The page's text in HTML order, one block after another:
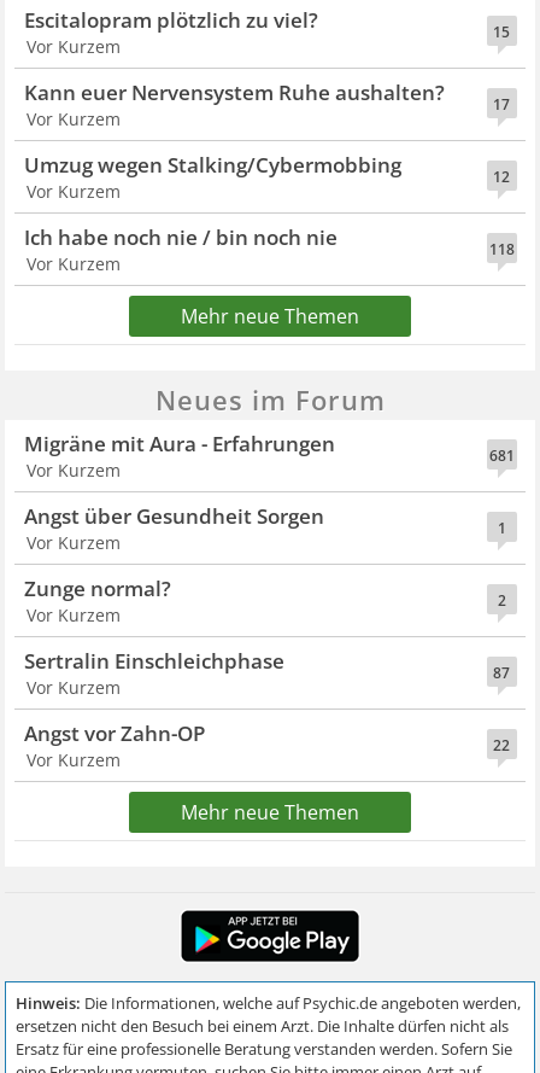
15
Escitalopram plötzlich zu viel?
Vor Kurzem
17
Kann euer Nervensystem Ruhe aushalten?
Vor Kurzem
12
Umzug wegen Stalking/Cybermobbing
Vor Kurzem
118
Ich habe noch nie / bin noch nie
Vor Kurzem
Mehr neue Themen
Neues im Forum
681
Migräne mit Aura - Erfahrungen
Vor Kurzem
1
Angst über Gesundheit Sorgen
Vor Kurzem
2
Zunge normal?
Vor Kurzem
87
Sertralin Einschleichphase
Vor Kurzem
22
Angst vor Zahn-OP
Vor Kurzem
Mehr neue Themen